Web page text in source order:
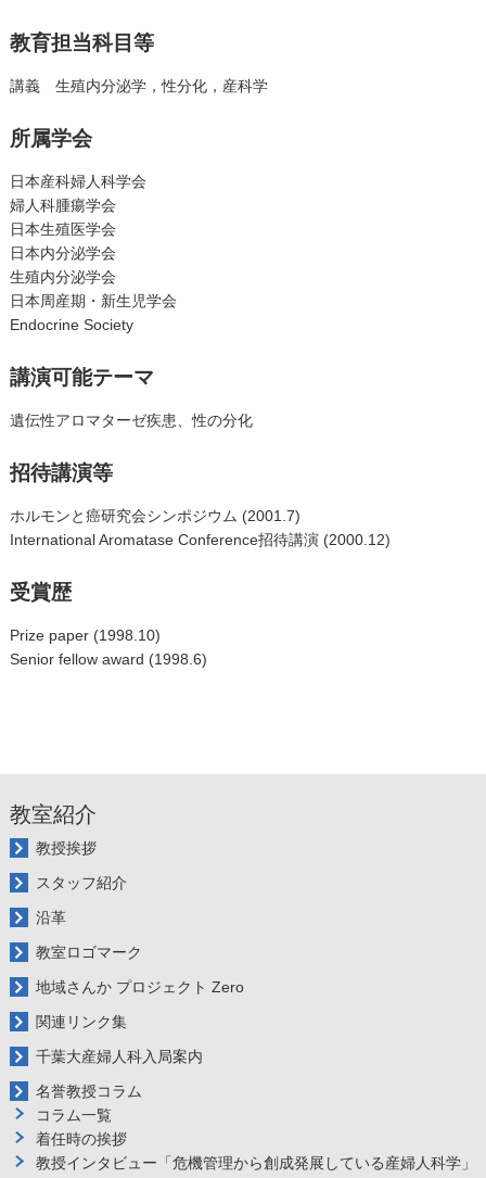
教育担当科目等
講義 生殖内分泌学，性分化，産科学
所属学会
日本産科婦人科学会
婦人科腫瘍学会
日本生殖医学会
日本内分泌学会
生殖内分泌学会
日本周産期・新生児学会
Endocrine Society
講演可能テーマ
遺伝性アロマターゼ疾患、性の分化
招待講演等
ホルモンと癌研究会シンポジウム (2001.7)
International Aromatase Conference招待講演 (2000.12)
受賞歴
Prize paper (1998.10)
Senior fellow award (1998.6)
教室紹介
教授挨拶
スタッフ紹介
沿革
教室ロゴマーク
地域さんか プロジェクト Zero
関連リンク集
千葉大産婦人科入局案内
名誉教授コラム
コラム一覧
着任時の挨拶
教授インタビュー「危機管理から創成発展している産婦人科学」